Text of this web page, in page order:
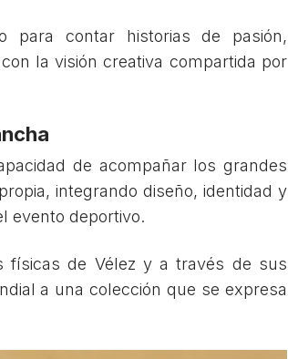
contar historias de pasión,
la visión creativa compartida por
de acompañar los grandes
integrando diseño, identidad y
evento deportivo.
físicas de Vélez y a través de sus
a una colección que se expresa